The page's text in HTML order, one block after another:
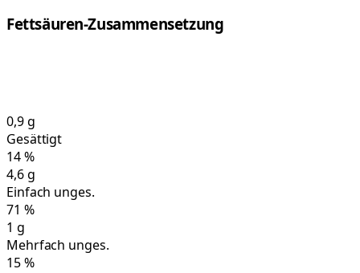
Fettsäuren-Zusammensetzung
0,9g
Gesättigt
14%
4,6g
Einfach unges.
71 %
1 g
Mehrfach unges.
15%